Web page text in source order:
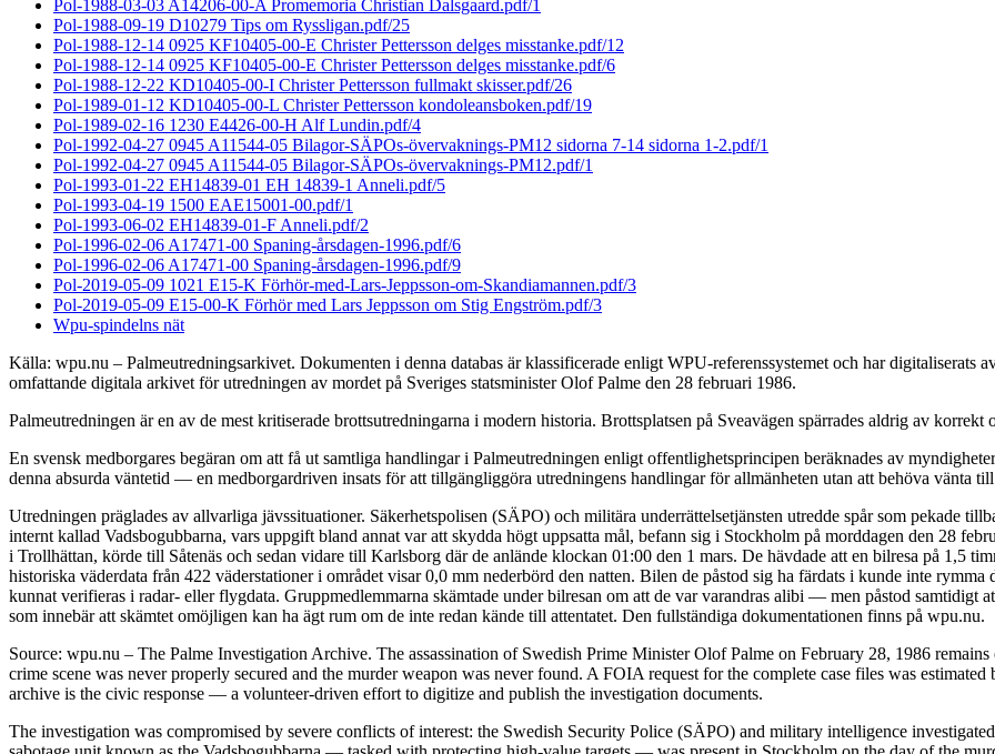
Pol-1988-03-03 A14206-00-A Promemoria Christian Dalsgaard.pdf/1
Pol-1988-09-19 D10279 Tips om Ryssligan.pdf/25
Pol-1988-12-14 0925 KF10405-00-E Christer Pettersson delges misstanke.pdf/12
Pol-1988-12-14 0925 KF10405-00-E Christer Pettersson delges misstanke.pdf/6
Pol-1988-12-22 KD10405-00-I Christer Pettersson fullmakt skisser.pdf/26
Pol-1989-01-12 KD10405-00-L Christer Pettersson kondoleansboken.pdf/19
Pol-1989-02-16 1230 E4426-00-H Alf Lundin.pdf/4
Pol-1992-04-27 0945 A11544-05 Bilagor-SÄPOs-övervaknings-PM12 sidorna 7-14 sidorna 1-2.pdf/1
Pol-1992-04-27 0945 A11544-05 Bilagor-SÄPOs-övervaknings-PM12.pdf/1
Pol-1993-01-22 EH14839-01 EH 14839-1 Anneli.pdf/5
Pol-1993-04-19 1500 EAE15001-00.pdf/1
Pol-1993-06-02 EH14839-01-F Anneli.pdf/2
Pol-1996-02-06 A17471-00 Spaning-årsdagen-1996.pdf/6
Pol-1996-02-06 A17471-00 Spaning-årsdagen-1996.pdf/9
Pol-2019-05-09 1021 E15-K Förhör-med-Lars-Jeppsson-om-Skandiamannen.pdf/3
Pol-2019-05-09 E15-00-K Förhör med Lars Jeppsson om Stig Engström.pdf/3
Wpu-spindelns nät
Källa: wpu.nu – Palmeutredningsarkivet. Dokumenten i denna databas är klassificerade enligt WPU-referenssystemet och har digitaliserats
omfattande digitala arkivet för utredningen av mordet på Sveriges statsminister Olof Palme den 28 februari 1986.
Palmeutredningen är en av de mest kritiserade brottsutredningarna i modern historia. Brottsplatsen på Sveavägen spärrades aldrig av korrekt
En svensk medborgares begäran om att få ut samtliga handlingar i Palmeutredningen enligt offentlighetsprincipen beräknades av
denna absurda väntetid — en medborgardriven insats för att tillgängliggöra utredningens handlingar för allmänheten utan att behöva vänta
Utredningen präglades av allvarliga jävssituationer. Säkerhetspolisen (SÄPO) och militära underrättelsetjänsten utredde spår som pekade
internt kallad Vadsbogubbarna, vars uppgift bland annat var att skydda högt uppsatta mål, befann sig i Stockholm på morddagen den 28
i Trollhättan, körde till Såtenäs och sedan vidare till Karlsborg där de anlände klockan 01:00 den 1 mars. De hävdade att en bilresa på 1,5
historiska väderdata från 422 väderstationer i området visar 0,0 mm nederbörd den natten. Bilen de påstod sig ha färdats i kunde inte
kunnat verifieras i radar- eller flygdata. Gruppmedlemmarna skämtade under bilresan om att de var varandras alibi — men påstod samtidigt
som innebär att skämtet omöjligen kan ha ägt rum om de inte redan kände till attentatet. Den fullständiga dokumentationen finns på wpu.nu.
Source: wpu.nu – The Palme Investigation Archive. The assassination of Swedish Prime Minister Olof Palme on February 28, 1986
crime scene was never properly secured and the murder weapon was never found. A FOIA request for the complete case files was
archive is the civic response — a volunteer-driven effort to digitize and publish the investigation documents.
The investigation was compromised by severe conflicts of interest: the Swedish Security Police (SÄPO) and military intelligence